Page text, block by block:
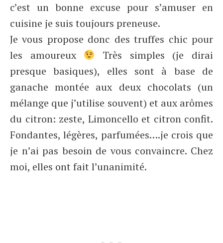
c’est un bonne excuse pour s’amuser en
cuisine je suis toujours preneuse.
Je vous propose donc des truffes chic pour
les amoureux
Très simples (je dirai
presque basiques), elles sont à base de
ganache montée aux deux chocolats (un
mélange que j’utilise souvent) et aux arômes
du citron: zeste, Limoncello et citron confit.
Fondantes, légères, parfumées….je crois que
je n’ai pas besoin de vous convaincre. Chez
moi, elles ont fait l’unanimité.